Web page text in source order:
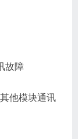
故障
他模块通讯